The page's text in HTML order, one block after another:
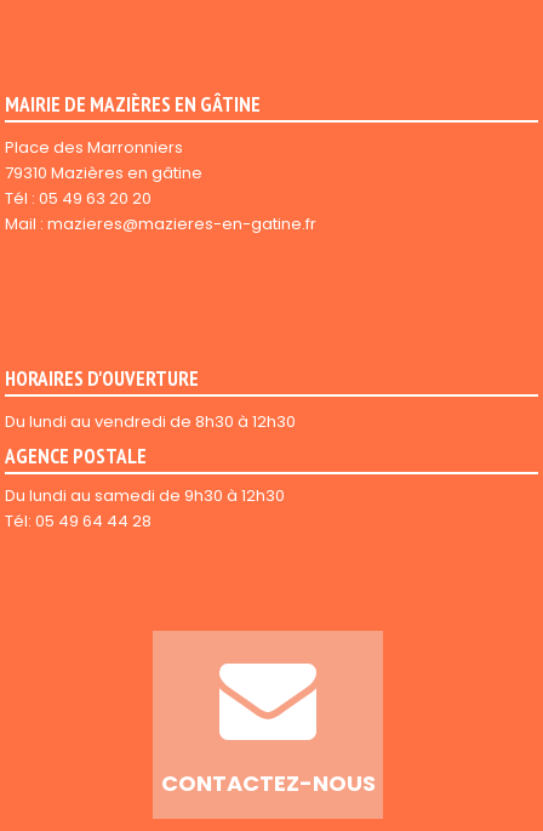
MAIRIE DE MAZIÈRES EN GÂTINE
Place des Marronniers
79310 Mazières en gâtine
Tél : 05 49 63 20 20
Mail : mazieres@mazieres-en-gatine.fr
HORAIRES D'OUVERTURE
Du lundi au vendredi de 8h30 à 12h30
AGENCE POSTALE
Du lundi au samedi de 9h30 à 12h30
Tél: 05 49 64 44 28
CONTACTEZ-NOUS